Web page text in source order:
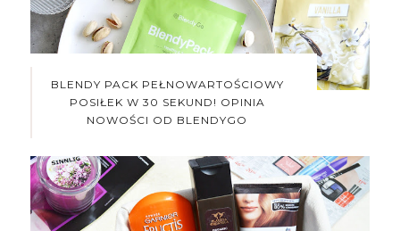
BLENDY PACK PEŁNOWARTOŚCIOWY
POSIŁEK W 30 SEKUND! OPINIA
NOWOŚCI OD BLENDYGO